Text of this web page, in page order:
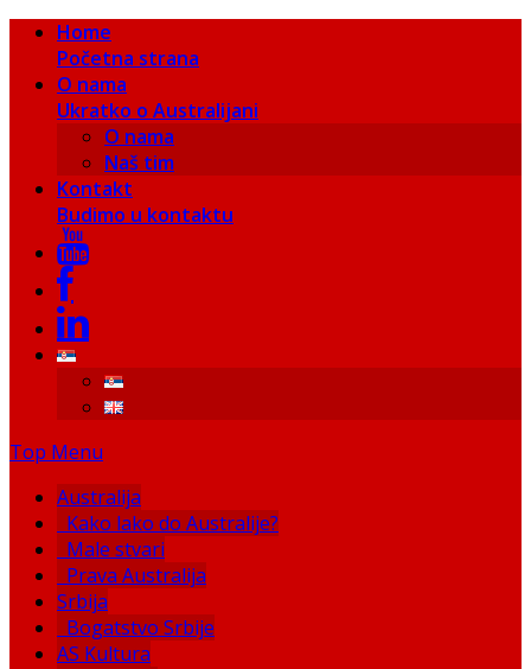
Home
Početna strana
O nama
Ukratko o Australijani
O nama
Naš tim
Kontakt
Budimo u kontaktu
Top Menu
Australija
Kako lako do Australije?
Male stvari
Prava Australija
Srbija
Bogatstvo Srbije
AS Kultura